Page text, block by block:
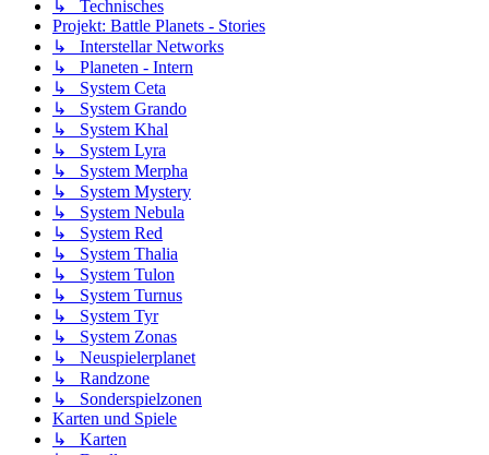
↳ Technisches
Projekt: Battle Planets - Stories
↳ Interstellar Networks
↳ Planeten - Intern
↳ System Ceta
↳ System Grando
↳ System Khal
↳ System Lyra
↳ System Merpha
↳ System Mystery
↳ System Nebula
↳ System Red
↳ System Thalia
↳ System Tulon
↳ System Turnus
↳ System Tyr
↳ System Zonas
↳ Neuspielerplanet
↳ Randzone
↳ Sonderspielzonen
Karten und Spiele
↳ Karten